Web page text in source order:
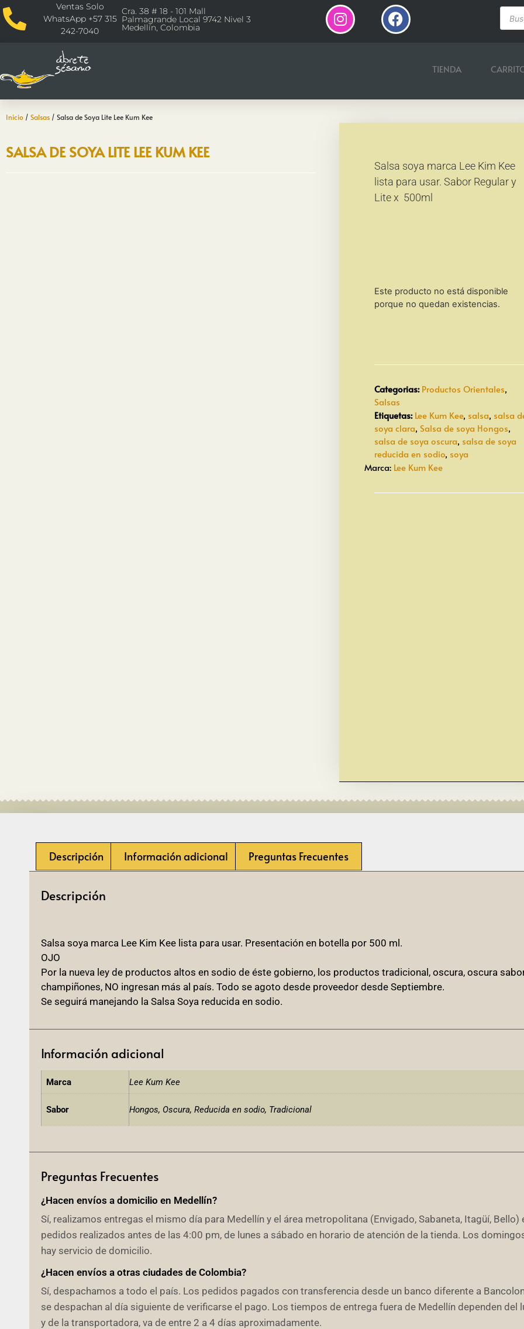
Ventas Solo
WhatsApp +57 315
242-7040
Cra. 38 # 18 - 101 Mall
Palmagrande Local 9742 Nivel 3
Medellín, Colombia
TIENDA
Inicio / Salsas / Salsa de Soya Lite Lee Kum Kee
SALSA DE SOYA LITE LEE KUM KEE
Salsa soya marca Lee Kim Kee
lista para usar. Sabor Regular y
Lite x 500ml
Este producto no está disponible
porque no quedan existencias.
Categorias: Productos Orientales,
Salsas
Etiquetas: Lee Kum Kee, salsa, salsa
soya clara, Salsa de soya Hongos,
salsa de soya oscura, salsa de soya
reducida en sodio, soya
Marca: Lee Kum Kee
Descripción Información adicional Preguntas Frecuentes
Descripción
Salsa soya marca Lee Kim Kee lista para usar. Presentación en botella por 500 ml.
OJO
Por la nueva ley de productos altos en sodio de éste gobierno, los productos tradicional, oscura, oscura
champiñones, NO ingresan más al país. Todo se agoto desde proveedor desde Septiembre.
Se seguirá manejando la Salsa Soya reducida en sodio.
Información adicional
Marca Lee Kum Kee
Sabor Hongos, Oscura, Reducida en sodio, Tradicional
Preguntas Frecuentes
¿Hacen envíos a domicilio en Medellín?
Sí, realizamos entregas el mismo día para Medellín y el área metropolitana (Envigado, Sabaneta, Itagüí, Bello)
pedidos realizados antes de las 4:00 pm, de lunes a sábado en horario de atención de la tienda. Los
hay servicio de domicilio.
¿Hacen envíos a otras ciudades de Colombia?
Sí, despachamos a todo el país. Los pedidos pagados con transferencia desde un banco diferente a
se despachan al día siguiente de verificarse el pago. Los tiempos de entrega fuera de Medellín dependen del
y de la transportadora, va de entre 2 a 4 días aproximadamente.